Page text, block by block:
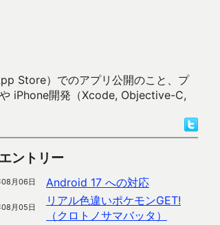
Store）でのアプリ公開のこと、プ
iPhone開発（Xcode, Objective-C,
ントリー
月06日 Android 17 への対応
月05日
リアル色違いポケモンGET!
（クロトノサマバッタ）